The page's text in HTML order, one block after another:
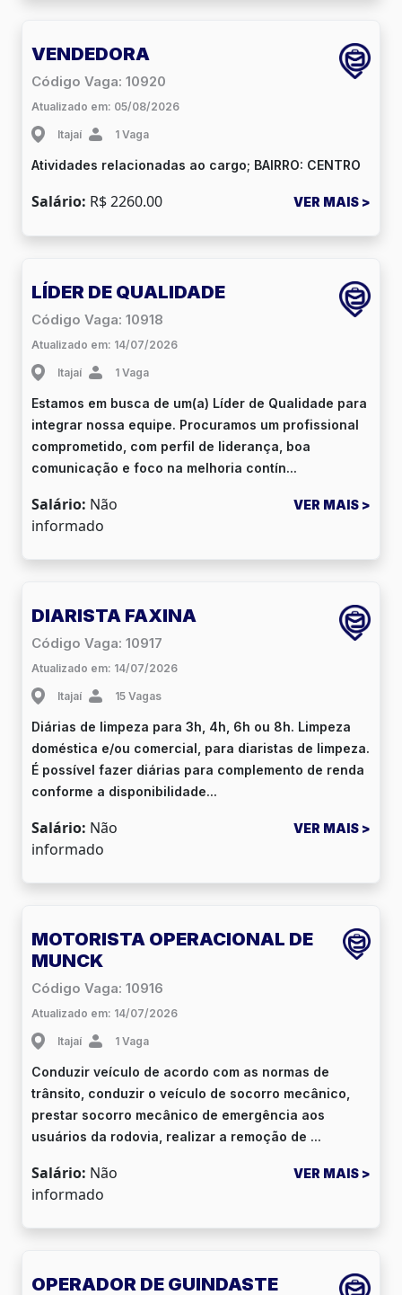
VENDEDORA
Código Vaga: 10920
Atualizado em: 05/08/2026
Itajaí 1 Vaga
Atividades relacionadas ao cargo; BAIRRO: CENTRO
Salário: R$ 2260.00 VER MAIS >
LÍDER DE QUALIDADE
Código Vaga: 10918
Atualizado em: 14/07/2026
Itajaí 1 Vaga
Estamos em busca de um(a) Líder de Qualidade para
integrar nossa equipe. Procuramos um profissional
comprometido, com perfil de liderança, boa
comunicação e foco na melhoria contín...
Salário: Não
informado
VER MAIS >
DIARISTA FAXINA
Código Vaga: 10917
Atualizado em: 14/07/2026
Itajaí 15 Vagas
Diárias de limpeza para 3h, 4h, 6h ou 8h. Limpeza
doméstica e/ou comercial, para diaristas de limpeza.
É possível fazer diárias para complemento de renda
conforme a disponibilidade...
Salário: Não
informado
VER MAIS >
MOTORISTA OPERACIONAL DE
MUNCK
Código Vaga: 10916
Atualizado em: 14/07/2026
Itajaí 1 Vaga
Conduzir veículo de acordo com as normas de
trânsito, conduzir o veículo de socorro mecânico,
prestar socorro mecânico de emergência aos
usuários da rodovia, realizar a remoção de ...
Salário: Não
informado
VER MAIS >
OPERADOR DE GUINDASTE